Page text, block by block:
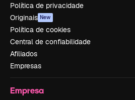
Política de privacidade
Originais New
Política de cookies
Central de confiabilidade
Afiliados
Empresas
Empresa